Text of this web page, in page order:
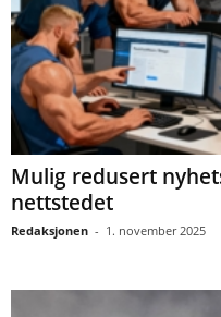
Mulig redusert
nettstedet
Redaksjonen - 1. november 2025